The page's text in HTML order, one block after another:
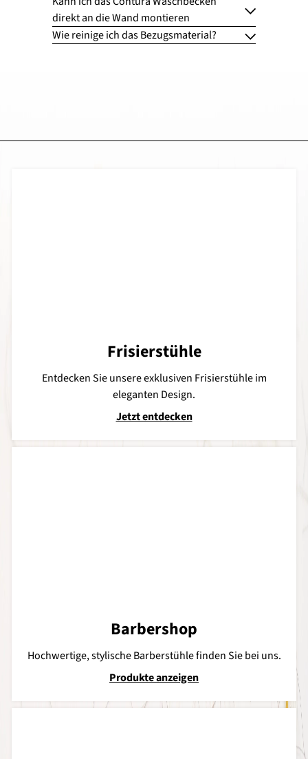
direkt an die Wand montieren
Wie reinige ich das Bezugsmaterial?
Frisierstühle
Entdecken Sie unsere exklusiven Frisierstühle im
eleganten Design.
Jetzt entdecken
Barbershop
Hochwertige, stylische Barberstühle finden Sie bei uns.
Produkte anzeigen